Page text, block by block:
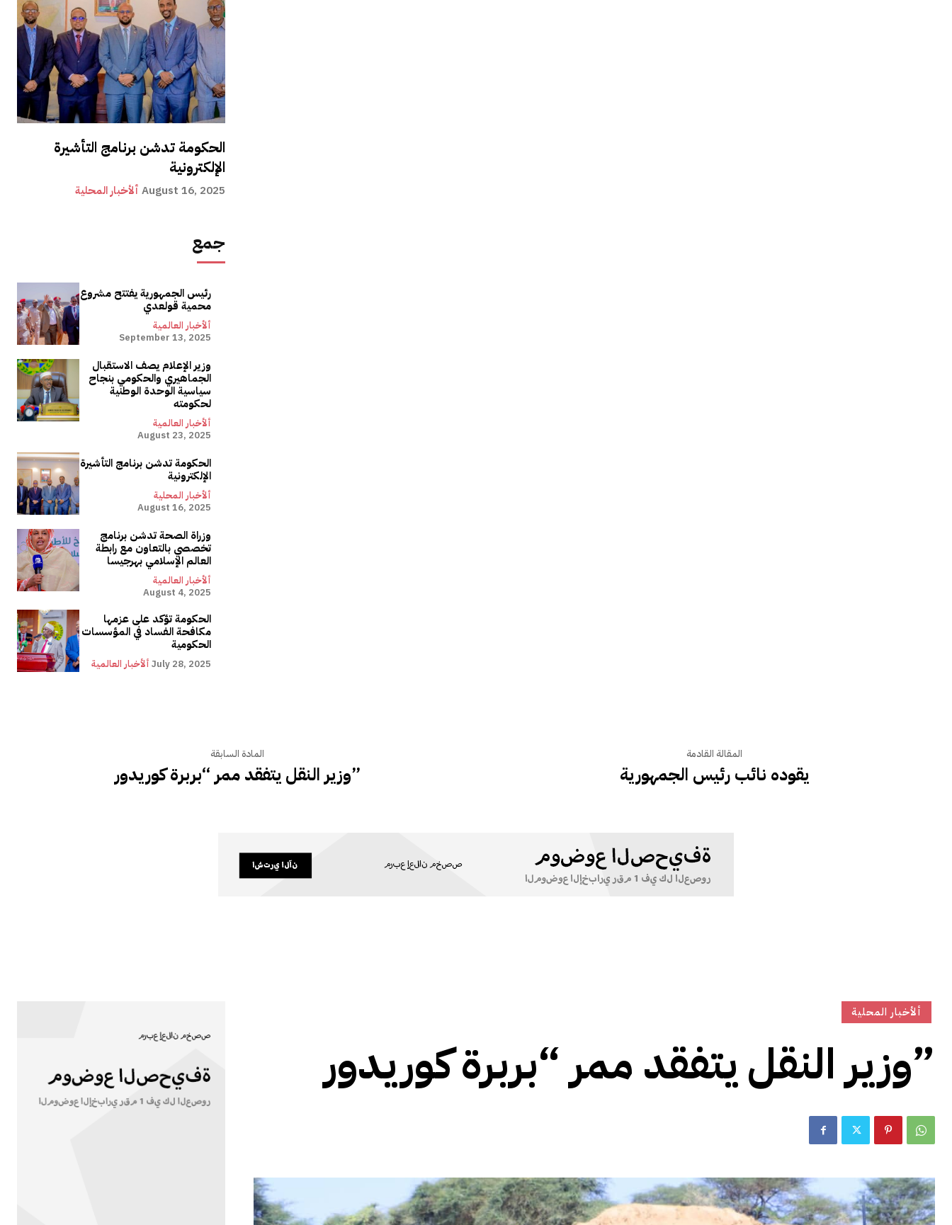
الحكومة تدشن برنامج التأشيرة
الإلكترونية
ألأخبار المحلية August 16, 2025
جمع
رئيس الجمهورية يفتتح مشروع
محمية قولعدي
ألأخبار العالمية
September 13, 2025
وزير الإعلام يصف الاستقبال
الجماهيري والحكومي بنجاح
سياسية الوحدة الوطنية
لحكومته
ألأخبار العالمية
August 23, 2025
الحكومة تدشن برنامج التأشيرة
الإلكترونية
ألأخبار المحلية
August 16, 2025
وزراة الصحة تدشن برنامج
تخصصي بالتعاون مع رابطة
العالم الإسلامي بهرجيسا
ألأخبار العالمية
August 4, 2025
الحكومة تؤكد على عزمها
مكافحة الفساد في المؤسسات
الحكومية
ألأخبار العالمية July 28, 2025
المادة السابقة
وزير النقل يتفقد ممر “بربرة كوريدور”
المقالة القادمة
يقوده نائب رئيس الجمهورية